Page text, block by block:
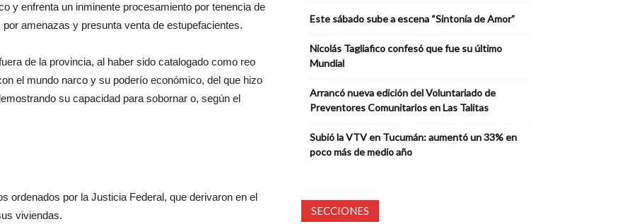
y enfrenta un inminente procesamiento por tenencia de
amenazas y presunta venta de estupefacientes.
de la provincia, al haber sido catalogado como reo
el mundo narco y su poderío económico, del que hizo
su capacidad para sobornar o, según el
ordenados por la Justicia Federal, que derivaron en el
viviendas.
Este sábado sube a escena “Sintonía de Amor”
Nicolás Tagliafico confesó que fue su último
Mundial
Arrancó nueva edición del Voluntariado de
Preventores Comunitarios en Las Talitas
Subió la VTV en Tucumán: aumentó un 33% en
poco más de medio año
SECCIONES